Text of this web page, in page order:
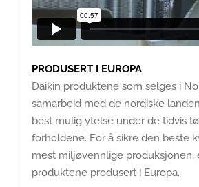
PRODUSERT I EUROPA
Daikin produktene som selges i
samarbeid med de nordiske
best mulig ytelse under de tidvis
forholdene. For å sikre den beste
mest miljøvennlige produksjonen,
produktene produsert i Europa.